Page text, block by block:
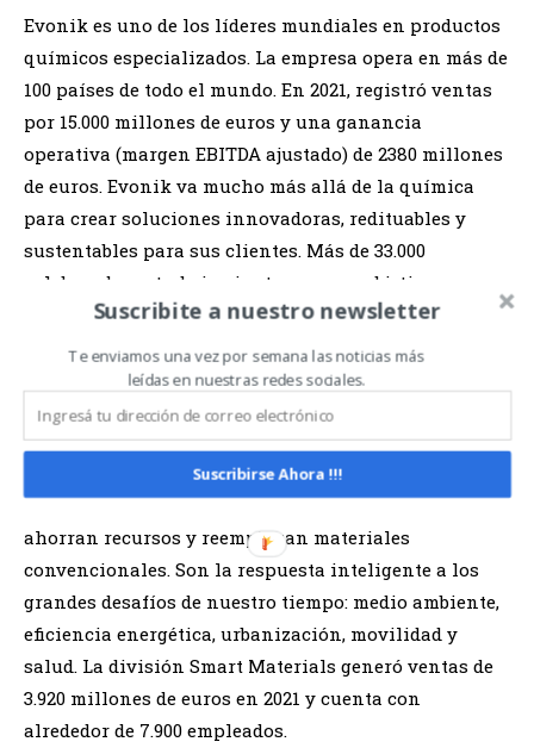
Evonik es uno de los líderes mundiales en productos
químicos especializados. La empresa opera en más de
100 países de todo el mundo. En 2021, registró ventas
por 15.000 millones de euros y una ganancia
operativa (margen EBITDA ajustado) de 2380 millones
de euros. Evonik va mucho más allá de la química
para crear soluciones innovadoras, redituables y
sustentables para sus clientes. Más de 33.000
colaboradores trabajan juntos con un objetivo en
común: mejorar la vida de las personas, todos los
Acerca de Smart Materials
La división Smart Materials incluye negocios con
materiales innovadores que permiten soluciones que
ahorran recursos y reemplazan materiales
convencionales. Son la respuesta inteligente a los
grandes desafíos de nuestro tiempo: medio ambiente,
eficiencia energética, urbanización, movilidad y
salud. La división Smart Materials generó ventas de
3.920 millones de euros en 2021 y cuenta con
alrededor de 7.900 empleados.
Suscribite a nuestro newsletter
Te enviamos una vez por semana las noticias más
leídas en nuestras redes sociales.
Suscribirse Ahora !!!